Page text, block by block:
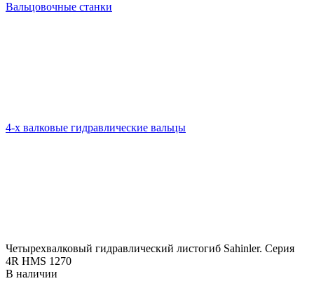
Вальцовочные станки
4-х валковые гидравлические вальцы
Четырехвалковый гидравлический листогиб Sahinler. Серия
4R HMS 1270
В наличии